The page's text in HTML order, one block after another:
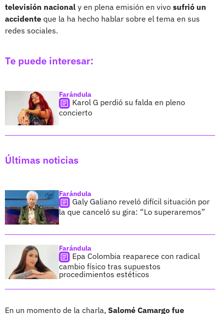
televisión nacional y en plena emisión en vivo sufrió un
accidente que la ha hecho hablar sobre el tema en sus
redes sociales.
Te puede interesar:
Farándula
Karol G perdió su falda en pleno
concierto
Últimas noticias
Farándula
Galy Galiano reveló difícil situación por
la que canceló su gira: “Lo superaremos”
Farándula
Epa Colombia reaparece con radical
cambio físico tras supuestos
procedimientos estéticos
En un momento de la charla, Salomé Camargo fue